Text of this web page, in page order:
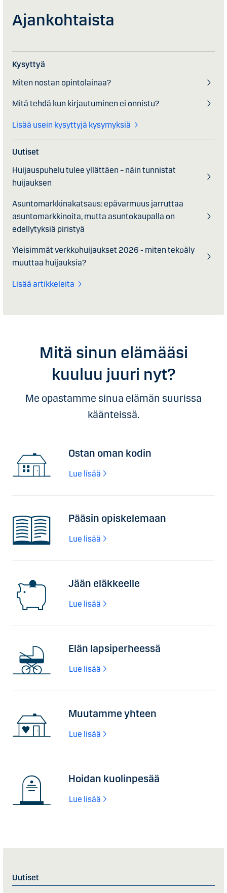
Ajankohtaista
Kysyttyä
Miten nostan opintolainaa?
Mitä tehdä kun kirjautuminen ei onnistu?
Lisää usein kysyttyjä kysymyksiä
Uutiset
Huijauspuhelu tulee yllättäen – näin tunnistat
huijauksen
Asuntomarkkinakatsaus: epävarmuus jarruttaa
asuntomarkkinoita, mutta asuntokaupalla on
edellytyksiä piristyä
Yleisimmät verkkohuijaukset 2026 - miten tekoäly
muuttaa huijauksia?
Lisää artikkeleita
Mitä sinun elämääsi
kuuluu juuri nyt?
Me opastamme sinua elämän suurissa
käänteissä.
Ostan oman kodin
Lue lisää
Pääsin opiskelemaan
Lue lisää
Jään eläkkeelle
Lue lisää
Elän lapsiperheessä
Lue lisää
Muutamme yhteen
Lue lisää
Hoidan kuolinpesää
Lue lisää
Uutiset